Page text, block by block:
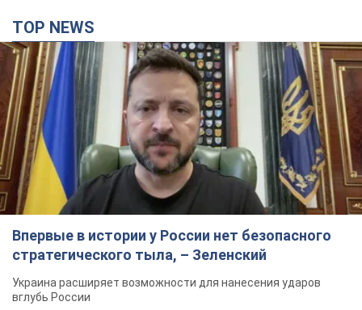
TOP NEWS
Впервые в истории у России нет безопасного
стратегического тыла, – Зеленский
Украина расширяет возможности для нанесения ударов
вглубь России